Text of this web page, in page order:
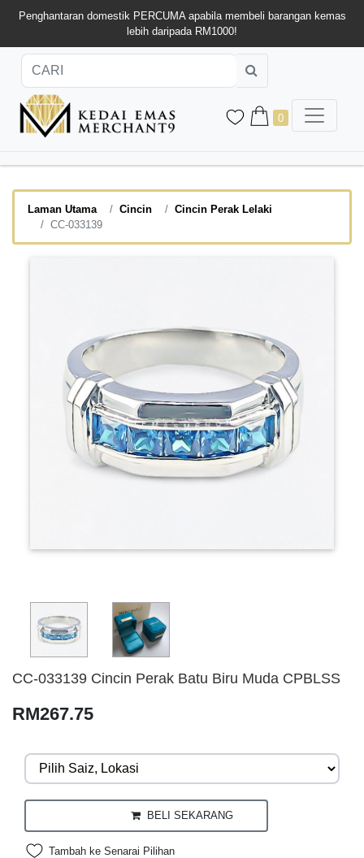
Penghantaran domestik PERCUMA apabila membeli barangan kemas
lebih daripada RM1000!
0
Laman Utama Cincin
Cincin Perak Lelaki
CC-033139
CC-033139 Cincin Perak Batu Biru Muda CPBLSS
RM267.75
BELI SEKARANG
Tambah ke Senarai Pilihan